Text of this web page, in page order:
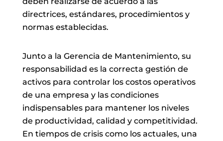
directrices, estándares, procedimientos y
normas establecidas.
Junto a la Gerencia de Mantenimiento, su
responsabilidad es la correcta gestión de
activos para controlar los costos operativos
de una empresa y las condiciones
indispensables para mantener los niveles
de productividad, calidad y competitividad.
En tiempos de crisis como los actuales, una